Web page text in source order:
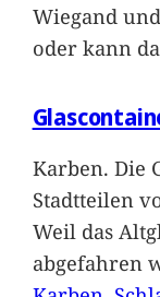
Wiegand
oder kann
Karben. Die
Stadtteilen
Weil das
abgefahren